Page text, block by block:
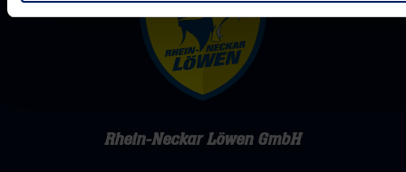
Rhein-Neckar Löwen GmbH